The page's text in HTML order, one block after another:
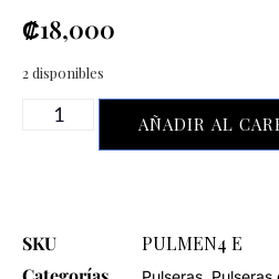
₡18,000
2 disponibles
AÑADIR AL
SKU
PULMEN4 E